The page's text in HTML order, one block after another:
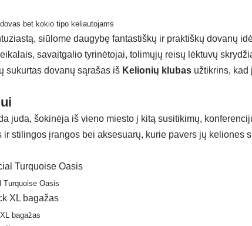
bet kokio tipo keliautojams
siūlome daugybę fantastiškų ir praktiškų dovanų
savaitgalio tyrinėtojai, tolimųjų reisų lėktuvų
sukurtas dovanų sąrašas iš Kelionių klubas užtikrins, kad
juda, šokinėja iš vieno miesto į kitą susitikimų,
ir stilingos įrangos bei aksesuarų, kurie pavers jų keliones
Turquoise Oasis
bagažas